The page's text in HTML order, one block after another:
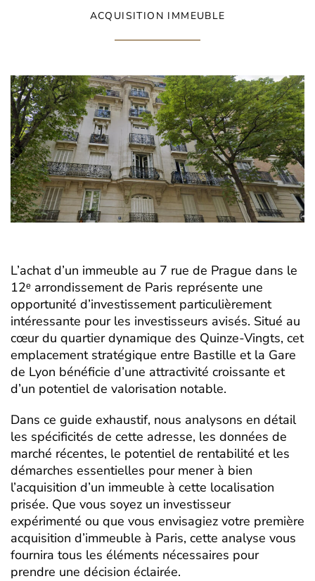
ACQUISITION IMMEUBLE
L’achat d’un immeuble au 7 rue de Prague dans le
12ᵉ arrondissement de Paris représente une
opportunité d’investissement particulièrement
intéressante pour les investisseurs avisés. Situé au
cœur du quartier dynamique des Quinze-Vingts, cet
emplacement stratégique entre Bastille et la Gare
de Lyon bénéficie d’une attractivité croissante et
d’un potentiel de valorisation notable.
Dans ce guide exhaustif, nous analysons en détail
les spécificités de cette adresse, les données de
marché récentes, le potentiel de rentabilité et les
démarches essentielles pour mener à bien
l’acquisition d’un immeuble à cette localisation
prisée. Que vous soyez un investisseur
expérimenté ou que vous envisagiez votre première
acquisition d’immeuble à Paris, cette analyse vous
fournira tous les éléments nécessaires pour
prendre une décision éclairée.